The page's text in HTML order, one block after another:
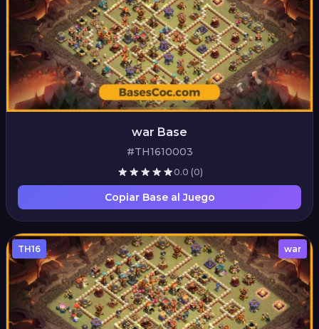
war Base
#TH1610003
0.0 (0)
Copiar Base al Juego
TH16 war